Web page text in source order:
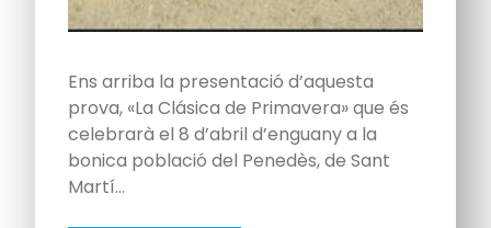
Ens arriba la presentació d’aquesta
prova, «La Clásica de Primavera» que és
celebrarà el 8 d’abril d’enguany a la
bonica població del Penedès, de Sant
Martí…